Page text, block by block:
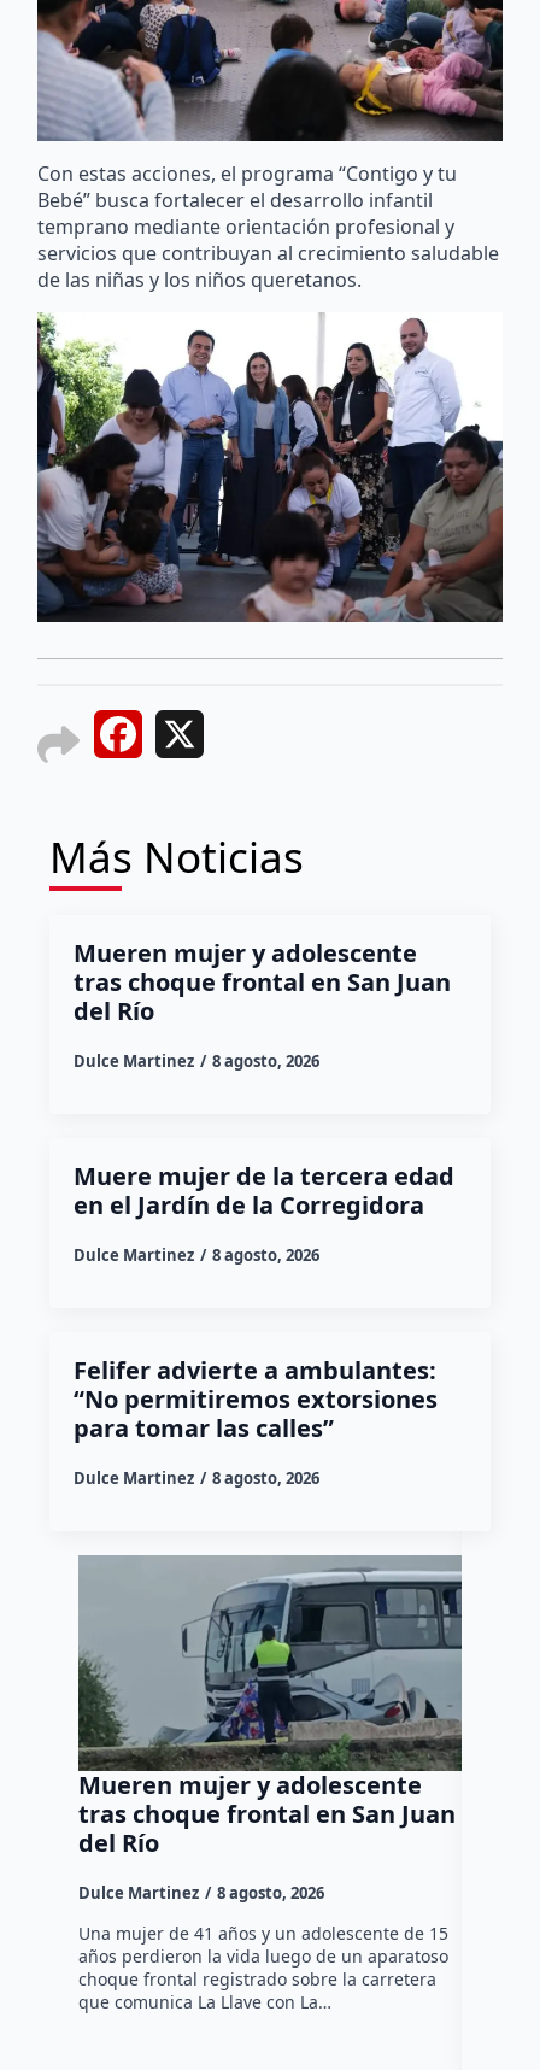
Con estas acciones, el programa “Contigo y tu
Bebé” busca fortalecer el desarrollo infantil
temprano mediante orientación profesional y
servicios que contribuyan al crecimiento saludable
de las niñas y los niños queretanos.
Facebook
Más Noticias
Mueren mujer y adolescente
tras choque frontal en San Juan
del Río
Dulce Martinez 8 agosto, 2026
Muere mujer de la tercera edad
en el Jardín de la Corregidora
Dulce Martinez 8 agosto, 2026
Felifer advierte a ambulantes:
“No permitiremos extorsiones
para tomar las calles”
Dulce Martinez 8 agosto, 2026
Mueren mujer y adolescente
tras choque frontal en San Juan
del Río
Dulce Martinez 8 agosto, 2026
Una mujer de 41 años y un adolescente de 15
años perdieron la vida luego de un aparatoso
choque frontal registrado sobre la carretera
que comunica La Llave con La…